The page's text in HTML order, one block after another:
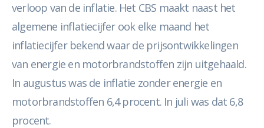
verloop van de inflatie. Het CBS maakt naast het
algemene inflatiecijfer ook elke maand het
inflatiecijfer bekend waar de prijsontwikkelingen
van energie en motorbrandstoffen zijn uitgehaald.
In augustus was de inflatie zonder energie en
motorbrandstoffen 6,4 procent. In juli was dat 6,8
procent.